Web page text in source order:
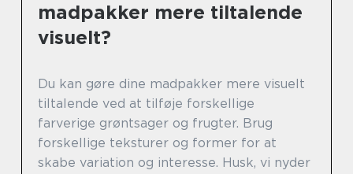
madpakker mere tiltalende
visuelt?
Du kan gøre dine madpakker mere visuelt
tiltalende ved at tilføje forskellige
farverige grøntsager og frugter. Brug
forskellige teksturer og former for at
skabe variation og interesse. Husk, vi nyder